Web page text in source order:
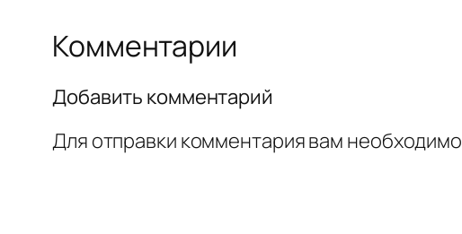
Комментарии
Добавить комментарий
Для отправки комментария вам необходимо